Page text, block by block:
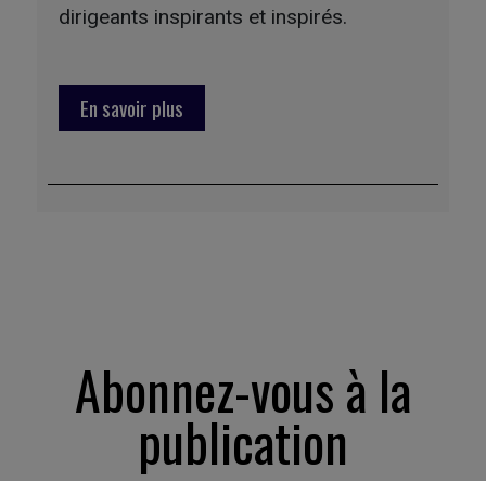
dirigeants inspirants et inspirés.
En savoir plus
Abonnez-vous à la
publication